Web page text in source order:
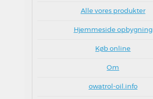
Alle vores produkter
Hjemmeside opbygning
Køb online
Om
owatrol-oil.info